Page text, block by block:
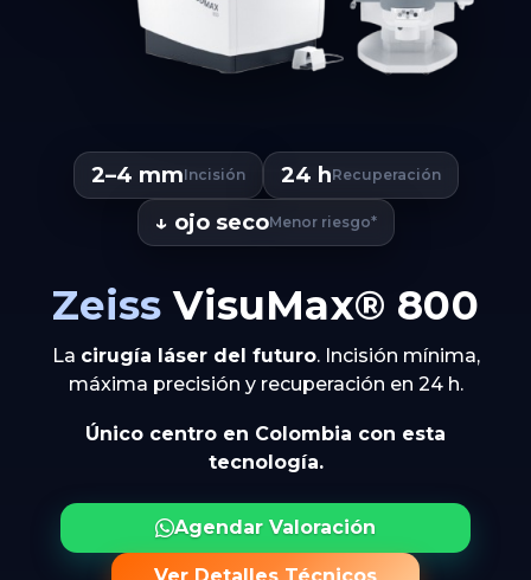
Zeiss VisuMax® 800
La cirugía láser del futuro. Incisión mínima,
máxima precisión y recuperación en 24 h.
Único centro en Colombia con esta
tecnología.
Agendar Valoración
2–4 mmIncisión 24 hRecuperación
↓ ojo secoMenor riesgo*